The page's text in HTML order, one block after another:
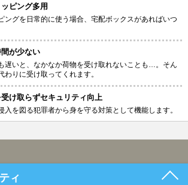
ピング多用
ングを日常的に使う場合、宅配ボックスがあればいつ
が少ない
遅いと、なかなか荷物を受け取れないことも…。そん
わりに受け取ってくれます。
け取らずセキュリティ向上
入を図る犯罪者から身を守る対策として機能します。
ィ